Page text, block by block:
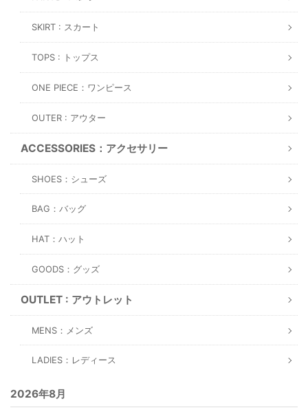
SKIRT : スカート
TOPS : トップス
ONE PIECE：ワンピース
OUTER : アウター
ACCESSORIES：アクセサリー
SHOES：シューズ
BAG：バッグ
HAT：ハット
GOODS：グッズ
OUTLET : アウトレット
MENS：メンズ
LADIES：レディース
2026年8月